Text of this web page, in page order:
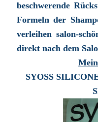
beschwerende
Formeln der
verleihen salon-
direkt nach dem
SYOSS